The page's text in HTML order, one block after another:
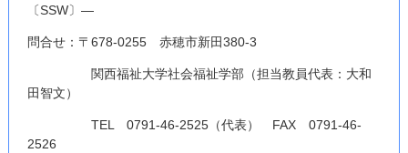
〔SSW〕―
問合せ：〒678-0255 赤穂市新田380-3
関西福祉大学社会福祉学部（担当教員代表：大和
田智文）
TEL 0791-46-2525（代表） FAX 0791-46-
2526